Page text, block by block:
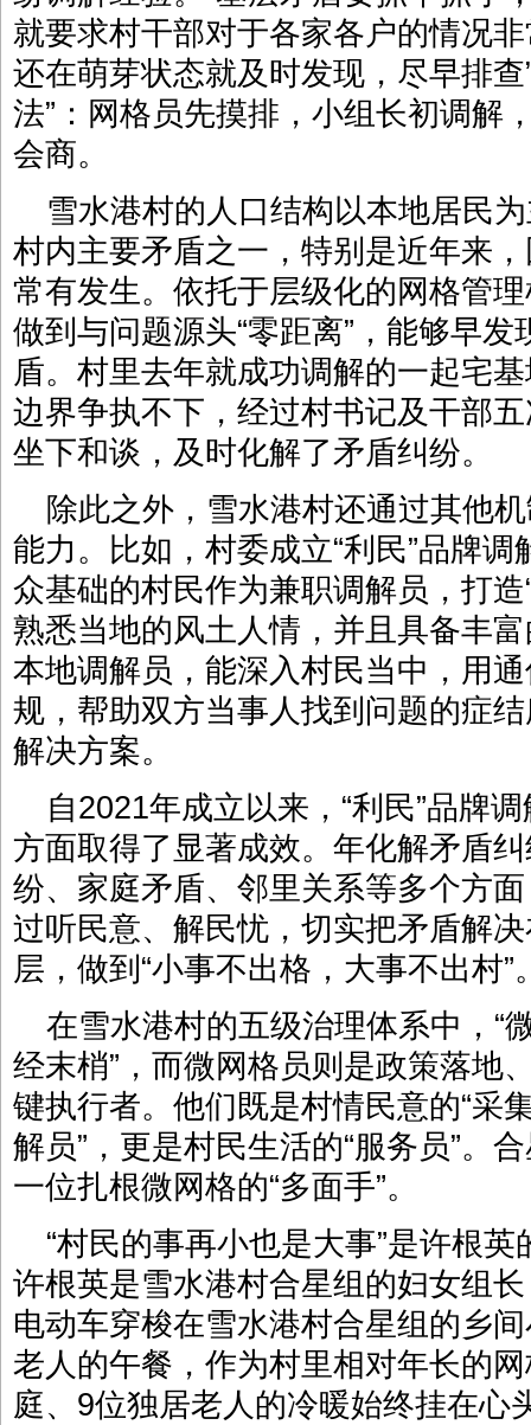
就要求村干部对于各家各户的情况
还在萌芽状态就及时发现，尽早排
法”：网格员先摸排，小组长初调解
会商。
雪水港村的人口结构以本地居民
村内主要矛盾之一，特别是近年来
常有发生。依托于层级化的网格管
做到与问题源头“零距离”，能够早
盾。村里去年就成功调解的一起宅
边界争执不下，经过村书记及干部
坐下和谈，及时化解了矛盾纠纷。
除此之外，雪水港村还通过其他
能力。比如，村委成立“利民”品牌
众基础的村民作为兼职调解员，打
熟悉当地的风土人情，并且具备丰
本地调解员，能深入村民当中，用
规，帮助双方当事人找到问题的症
解决方案。
自2021年成立以来，“利民”品牌
方面取得了显著成效。年化解矛盾
纷、家庭矛盾、邻里关系等多个方
过听民意、解民忧，切实把矛盾解
层，做到“小事不出格，大事不出村”
在雪水港村的五级治理体系中，“
经末梢”，而微网格员则是政策落地
键执行者。他们既是村情民意的“采
解员”，更是村民生活的“服务员”。
一位扎根微网格的“多面手”。
“村民的事再小也是大事”是许根
许根英是雪水港村合星组的妇女组
电动车穿梭在雪水港村合星组的乡
老人的午餐，作为村里相对年长的
庭、9位独居老人的冷暖始终挂在心